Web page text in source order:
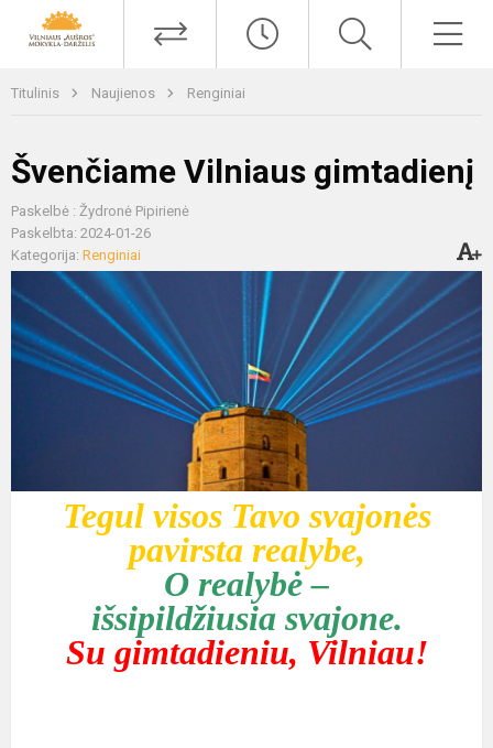
Titulinis Naujienos Renginiai
Švenčiame Vilniaus gimtadienį
Paskelbė : Žydronė Pipirienė
Paskelbta: 2024-01-26
Kategorija: Renginiai
Tegul visos Tavo svajonės
pavirsta realybe,
O realybė –
išsipildžiusia svajone.
Su gimtadieniu, Vilniau!